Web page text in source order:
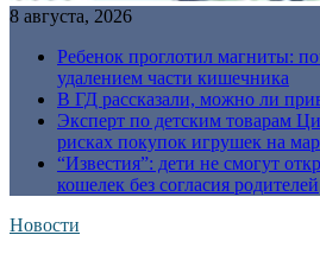
8 августа, 2026
Ребенок проглотил магниты:
удалением части кишечника
В ГД рассказали, можно ли
Эксперт по детским товарам
рисках покупок игрушек на
“Известия”: дети не смогут
кошелек без согласия родителей
Новости